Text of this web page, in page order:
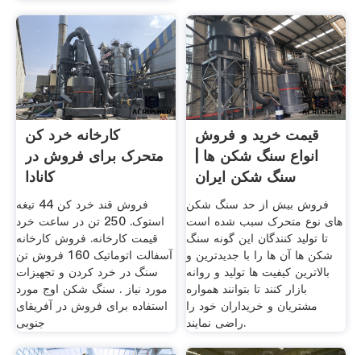
کارخانه خرد کن
متحرک برای فروش در
کانادا
فروش قند خرد کن 44 تیغه
استوک. 250 تن در ساعت خرد
قیمت کارخانه. فروش کارخانه
آسفالت اتوماتیک 160 فروش تن
سنگ در خرد کردن و تجهیزات
مورد نیاز . سنگ شکن اوج مورد
استفاده برای فروش در آفریقای
جنوبی
قیمت خرید و فروش
انواع سنگ شکن ها |
سنگ شکن ایران
فروش بیش از حد سنگ شکن
های نوع متحرک سبب شده است
تا تولید کنندگان این گونه سنگ
شکن ها آن ها را با جدیدترین و
بالاترین کیفیت ها تولید و روانه
بازار کنند تا بتوانند همواره
مشتریان و خریداران خود را
راضی نمایند.